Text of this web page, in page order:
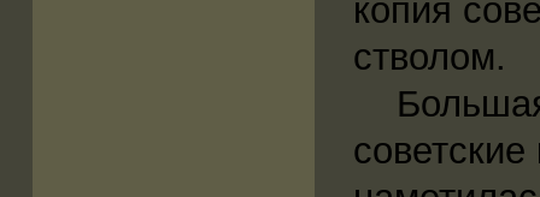
копия
стволом.
Большая